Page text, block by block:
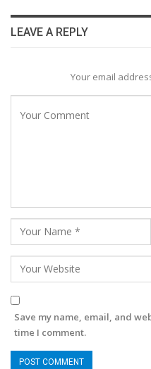
LEAVE A REPLY
Your email
Save my name, email, and
time I comment.